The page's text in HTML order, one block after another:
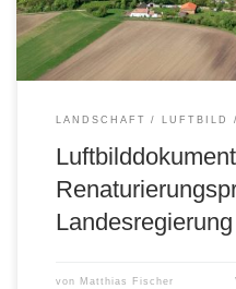
LANDSCHAFT LUFTBILD
Landesregierung
von Matthias Fischer